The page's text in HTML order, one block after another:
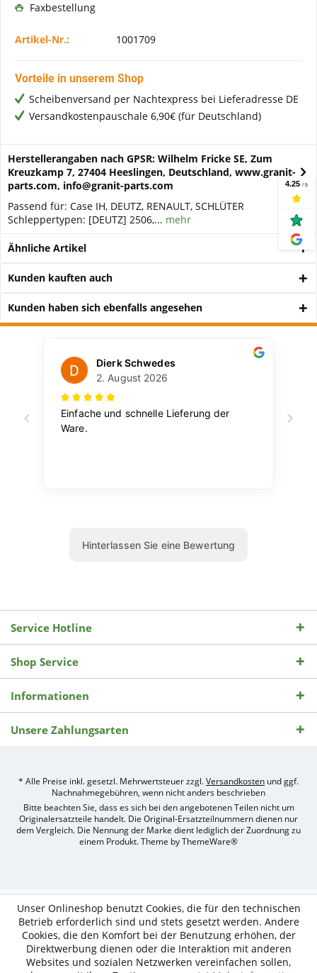
Faxbestellung
Artikel-Nr.: 1001709
Vorteile in unserem Shop
Scheibenversand per Nachtexpress bei Lieferadresse DE
Versandkostenpauschale 6,90€ (für Deutschland)
Herstellerangaben nach GPSR: Wilhelm Fricke SE, Zum
Kreuzkamp 7, 27404 Heeslingen, Deutschland, www.granit-
parts.com, info@granit-parts.com
Passend für: Case IH, DEUTZ, RENAULT, SCHLÜTER
Schleppertypen: [DEUTZ] 2506,... mehr
Ähnliche Artikel
Kunden kauften auch
Kunden haben sich ebenfalls angesehen
Service Hotline
Shop Service
Informationen
Unsere Zahlungsarten
* Alle Preise inkl. gesetzl. Mehrwertsteuer zzgl.Versandkosten und ggf.
Nachnahmegebühren, wenn nicht anders beschrieben
Bitte beachten Sie, dass es sich bei den angebotenen Teilen nicht um
Originalersatzteile handelt. Die Original-Ersatzteilnummern dienen nur
dem Vergleich. Die Nennung der Marke dient lediglich der Zuordnung zu
einem Produkt. Theme byThemeWare®
Shops
durch
nitio
mediasign,
Unser Onlineshop benutzt Cookies, die für den technischen
Betrieb erforderlich sind und stets gesetzt werden. Andere
Cookies, die den Komfort bei der Benutzung erhöhen, der
Direktwerbung dienen oder die Interaktion mit anderen
Websites und sozialen Netzwerken vereinfachen sollen,